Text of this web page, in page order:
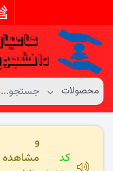
کد
و
مشاهده